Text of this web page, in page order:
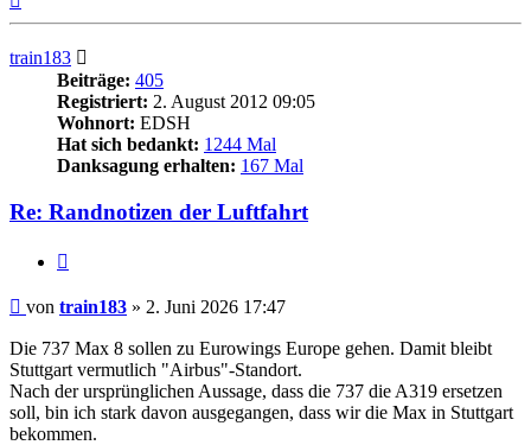
train183
Beiträge: 405
Registriert: 2. August 2012 09:05
Wohnort: EDSH
Hat sich bedankt: 1244 Mal
Danksagung erhalten: 167 Mal
Re: Randnotizen der Luftfahrt
Beitrag
von train183 » 2. Juni 2026 17:47
Die 737 Max 8 sollen zu Eurowings Europe gehen. Damit bleibt
Stuttgart vermutlich "Airbus"-Standort.
Nach der ursprünglichen Aussage, dass die 737 die A319 ersetzen
soll, bin ich stark davon ausgegangen, dass wir die Max in Stuttgart
bekommen.